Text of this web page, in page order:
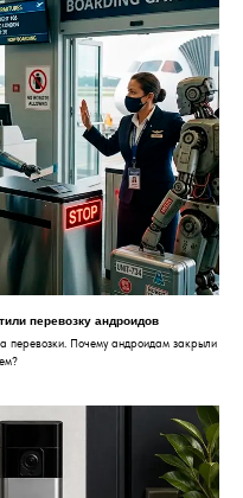
перевозку андроидов
перевозки. Почему андроидам закрыли